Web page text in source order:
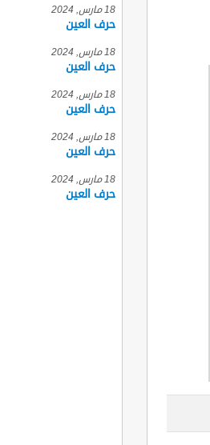
18 مارس, 2024
حرف العين
18 مارس, 2024
حرف العين
18 مارس, 2024
حرف العين
18 مارس, 2024
حرف العين
18 مارس, 2024
حرف العين